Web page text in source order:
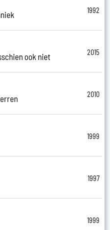
1992
ook niet
2015
2010
1999
1997
1999